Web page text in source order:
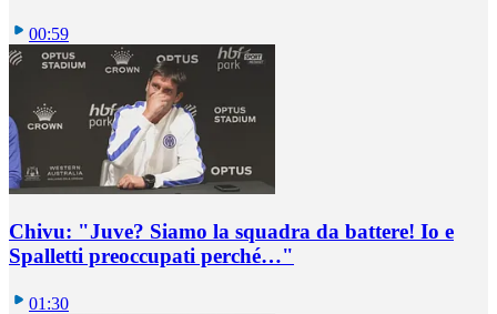
00:59
Chivu: "Juve? Siamo la squadra da battere! Io e
Spalletti preoccupati perché…"
01:30